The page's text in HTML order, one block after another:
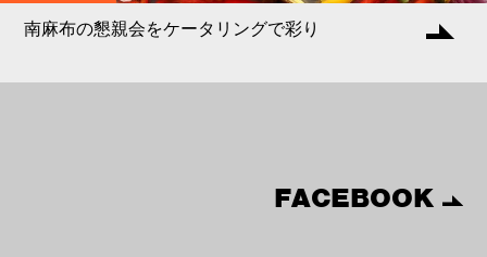
南麻布の懇親会をケータリングで彩り
FACEBOOK